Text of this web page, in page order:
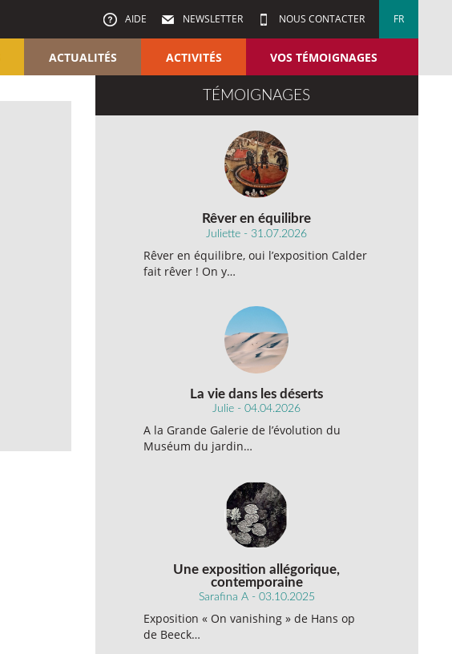
AIDE NEWSLETTER NOUS CONTACTER FR
ACTUALITÉS ACTIVITÉS VOS TÉMOIGNAGES
TÉMOIGNAGES
Rêver en équilibre
Juliette - 31.07.2026
Rêver en équilibre, oui l’exposition Calder
fait rêver ! On y…
La vie dans les déserts
Julie - 04.04.2026
A la Grande Galerie de l’évolution du
Muséum du jardin…
Une exposition allégorique,
contemporaine
Sarafina A - 03.10.2025
Exposition « On vanishing » de Hans op
de Beeck…